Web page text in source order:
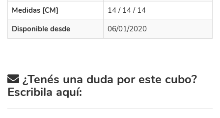
Medidas [CM]
14 / 14 / 14
Disponible desde
06/01/2020
¿Tenés una duda por este cubo?
Escribila aquí: